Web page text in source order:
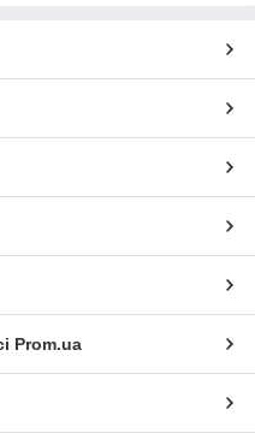
Prom.ua